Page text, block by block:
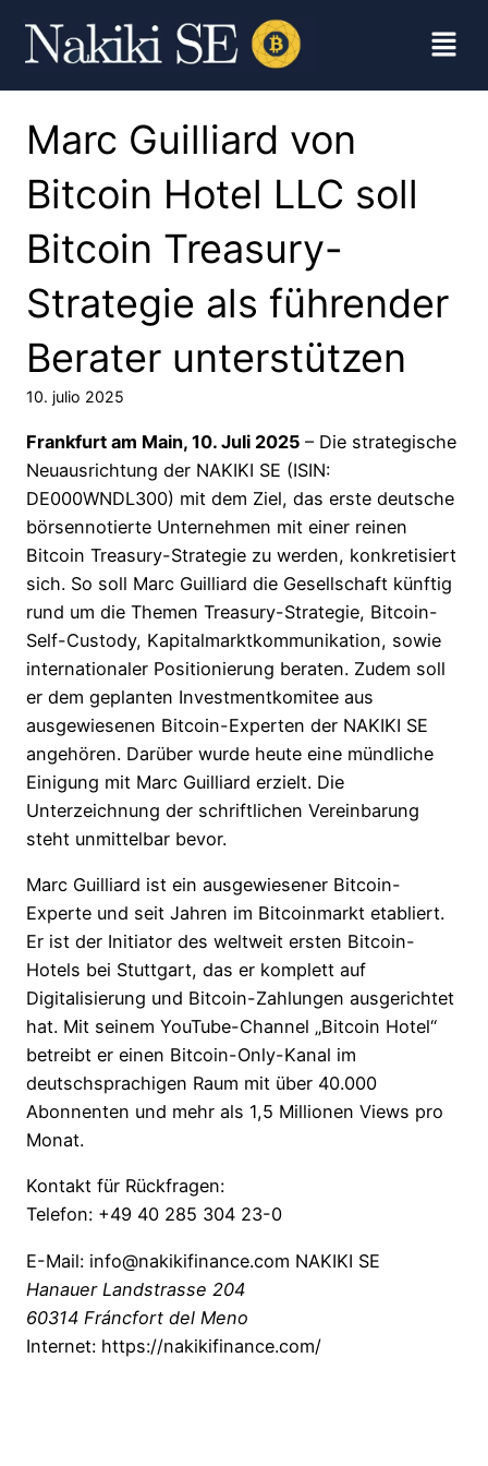
Marc Guilliard von
Bitcoin Hotel LLC soll
Bitcoin Treasury-
Strategie als führender
Berater unterstützen
10. julio 2025
Frankfurt am Main, 10. Juli 2025 – Die strategische
Neuausrichtung der NAKIKI SE (ISIN:
DE000WNDL300) mit dem Ziel, das erste deutsche
börsennotierte Unternehmen mit einer reinen
Bitcoin Treasury-Strategie zu werden, konkretisiert
sich. So soll Marc Guilliard die Gesellschaft künftig
rund um die Themen Treasury-Strategie, Bitcoin-
Self-Custody, Kapitalmarktkommunikation, sowie
internationaler Positionierung beraten. Zudem soll
er dem geplanten Investmentkomitee aus
ausgewiesenen Bitcoin-Experten der NAKIKI SE
angehören. Darüber wurde heute eine mündliche
Einigung mit Marc Guilliard erzielt. Die
Unterzeichnung der schriftlichen Vereinbarung
steht unmittelbar bevor.
Marc Guilliard ist ein ausgewiesener Bitcoin-
Experte und seit Jahren im Bitcoinmarkt etabliert.
Er ist der Initiator des weltweit ersten Bitcoin-
Hotels bei Stuttgart, das er komplett auf
Digitalisierung und Bitcoin-Zahlungen ausgerichtet
hat. Mit seinem YouTube-Channel „Bitcoin Hotel“
betreibt er einen Bitcoin-Only-Kanal im
deutschsprachigen Raum mit über 40.000
Abonnenten und mehr als 1,5 Millionen Views pro
Monat.
Kontakt für Rückfragen:
Telefon: +49 40 285 304 23-0
E-Mail: info@nakikifinance.com NAKIKI SE
Hanauer Landstrasse 204
60314 Fráncfort del Meno
Internet: https://nakikifinance.com/